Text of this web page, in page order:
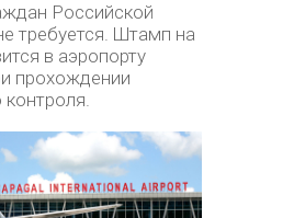
Российской
требуется. Штамп на
в аэропорту
прохождении
контроля.